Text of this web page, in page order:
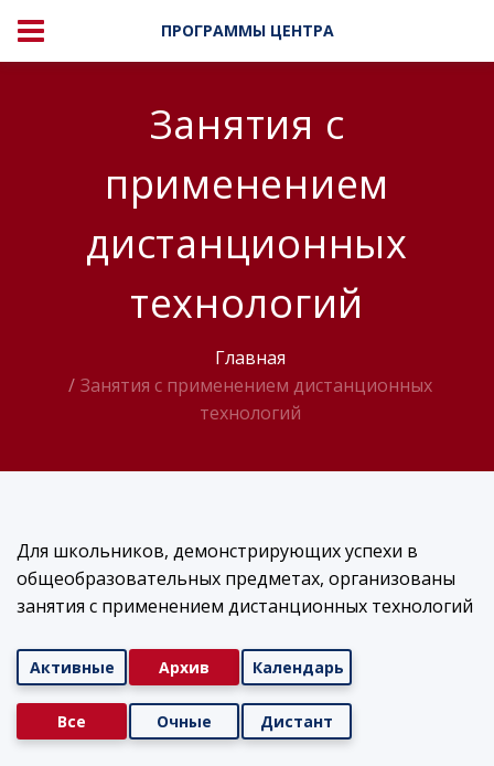
ПРОГРАММЫ ЦЕНТРА
Занятия с
применением
дистанционных
технологий
Главная
Занятия с применением дистанционных
технологий
Для школьников, демонстрирующих успехи в
общеобразовательных предметах, организованы
занятия с применением дистанционных технологий
Активные Архив Календарь
Все Очные Дистант